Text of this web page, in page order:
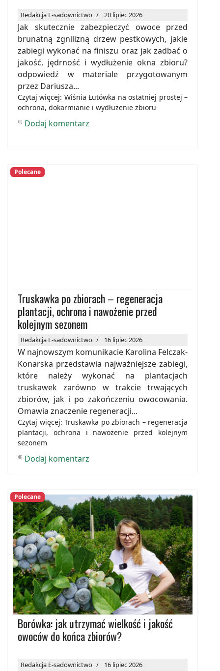
Redakcja E-sadownictwo 20 lipiec 2026
Jak skutecznie zabezpieczyć owoce przed
brunatną zgnilizną drzew pestkowych, jakie
zabiegi wykonać na finiszu oraz jak zadbać o
jakość, jędrność i wydłużenie okna zbioru?
odpowiedź w materiale przygotowanym
przez Dariusza...
Czytaj więcej: Wiśnia Łutówka na ostatniej prostej –
ochrona, dokarmianie i wydłużenie zbioru
Dodaj komentarz
Polecane
Truskawka po zbiorach – regeneracja
plantacji, ochrona i nawożenie przed
kolejnym sezonem
Redakcja E-sadownictwo 16 lipiec 2026
W najnowszym komunikacie Karolina Felczak-
Konarska przedstawia najważniejsze zabiegi,
które należy wykonać na plantacjach
truskawek zarówno w trakcie trwających
zbiorów, jak i po zakończeniu owocowania.
Omawia znaczenie regeneracji...
Czytaj więcej: Truskawka po zbiorach – regeneracja
plantacji, ochrona i nawożenie przed kolejnym
sezonem
Dodaj komentarz
Polecane
Borówka: jak utrzymać wielkość i jakość
owoców do końca zbiorów?
Redakcja E-sadownictwo 16 lipiec 2026